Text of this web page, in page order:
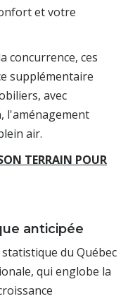
et votre
concurrence, ces
supplémentaire
avec
l'aménagement
air.
TERRAIN POUR
anticipée
du Québec
qui englobe la